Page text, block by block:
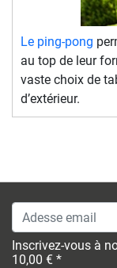
Le ping-pong
au top de leur
vaste choix de
d’extérieur.
Adesse email
Inscrivez-vous à
10,00 € *